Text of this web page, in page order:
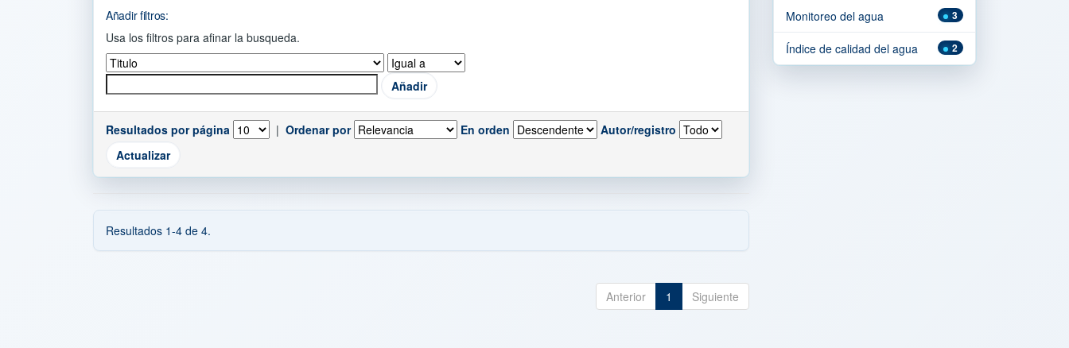
Añadir filtros:
Usa los filtros para afinar la busqueda.
Resultados por página | Ordenar por En orden Autor/registro
Resultados 1-4 de 4.
Anterior 1 Siguiente
3
Monitoreo del agua
2
Índice de calidad del agua